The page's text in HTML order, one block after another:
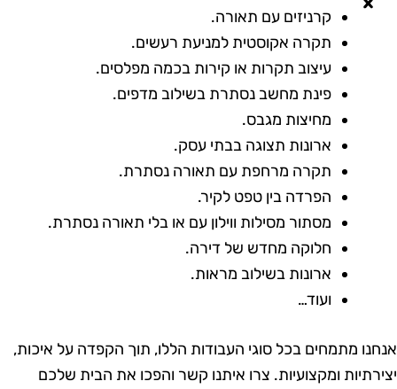
קרניזים עם תאורה.
תקרה אקוסטית למניעת רעשים.
עיצוב תקרות או קירות בכמה מפלסים.
פינת מחשב נסתרת בשילוב מדפים.
מחיצות מגבס.
ארונות תצוגה בבתי עסק.
תקרה מרחפת עם תאורה נסתרת.
הפרדה בין טפט לקיר.
מסתור מסילות ווילון עם או בלי תאורה נסתרת.
חלוקה מחדש של דירה.
ארונות בשילוב מראות.
ועוד…
מתמחים בכל סוגי העבודות הללו, תוך הקפדה על איכות,
ומקצועיות. צרו איתנו קשר והפכו את הבית שלכם